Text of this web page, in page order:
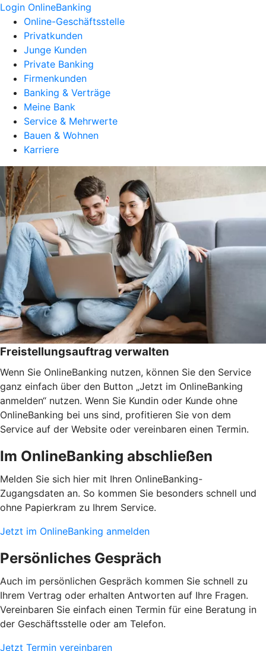
Login OnlineBanking
Online-Geschäftsstelle
Privatkunden
Junge Kunden
Private Banking
Firmenkunden
Banking & Verträge
Meine Bank
Service & Mehrwerte
Bauen & Wohnen
Karriere
Freistellungsauftrag verwalten
Wenn Sie OnlineBanking nutzen, können Sie den Service
ganz einfach über den Button „Jetzt im OnlineBanking
anmelden“ nutzen. Wenn Sie Kundin oder Kunde ohne
OnlineBanking bei uns sind, profitieren Sie von dem
Service auf der Website oder vereinbaren einen Termin.
Im OnlineBanking abschließen
Melden Sie sich hier mit Ihren OnlineBanking-
Zugangsdaten an. So kommen Sie besonders schnell und
ohne Papierkram zu Ihrem Service.
Jetzt im OnlineBanking anmelden
Persönliches Gespräch
Auch im persönlichen Gespräch kommen Sie schnell zu
Ihrem Vertrag oder erhalten Antworten auf Ihre Fragen.
Vereinbaren Sie einfach einen Termin für eine Beratung in
der Geschäftsstelle oder am Telefon.
Jetzt Termin vereinbaren